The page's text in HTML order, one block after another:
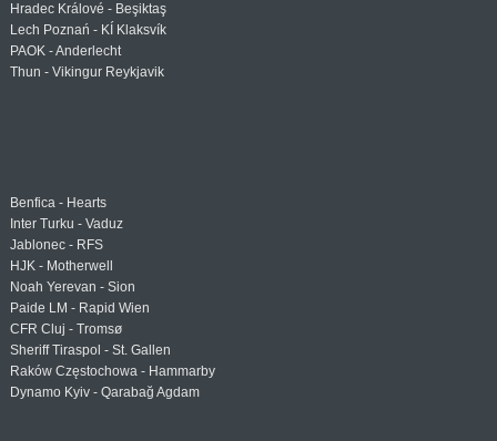
Hradec Králové - Beşiktaş
Lech Poznań - KÍ Klaksvík
PAOK - Anderlecht
Thun - Vikingur Reykjavik
Benfica - Hearts
Inter Turku - Vaduz
Jablonec - RFS
HJK - Motherwell
Noah Yerevan - Sion
Paide LM - Rapid Wien
CFR Cluj - Tromsø
Sheriff Tiraspol - St. Gallen
Raków Częstochowa - Hammarby
Dynamo Kyiv - Qarabağ Agdam